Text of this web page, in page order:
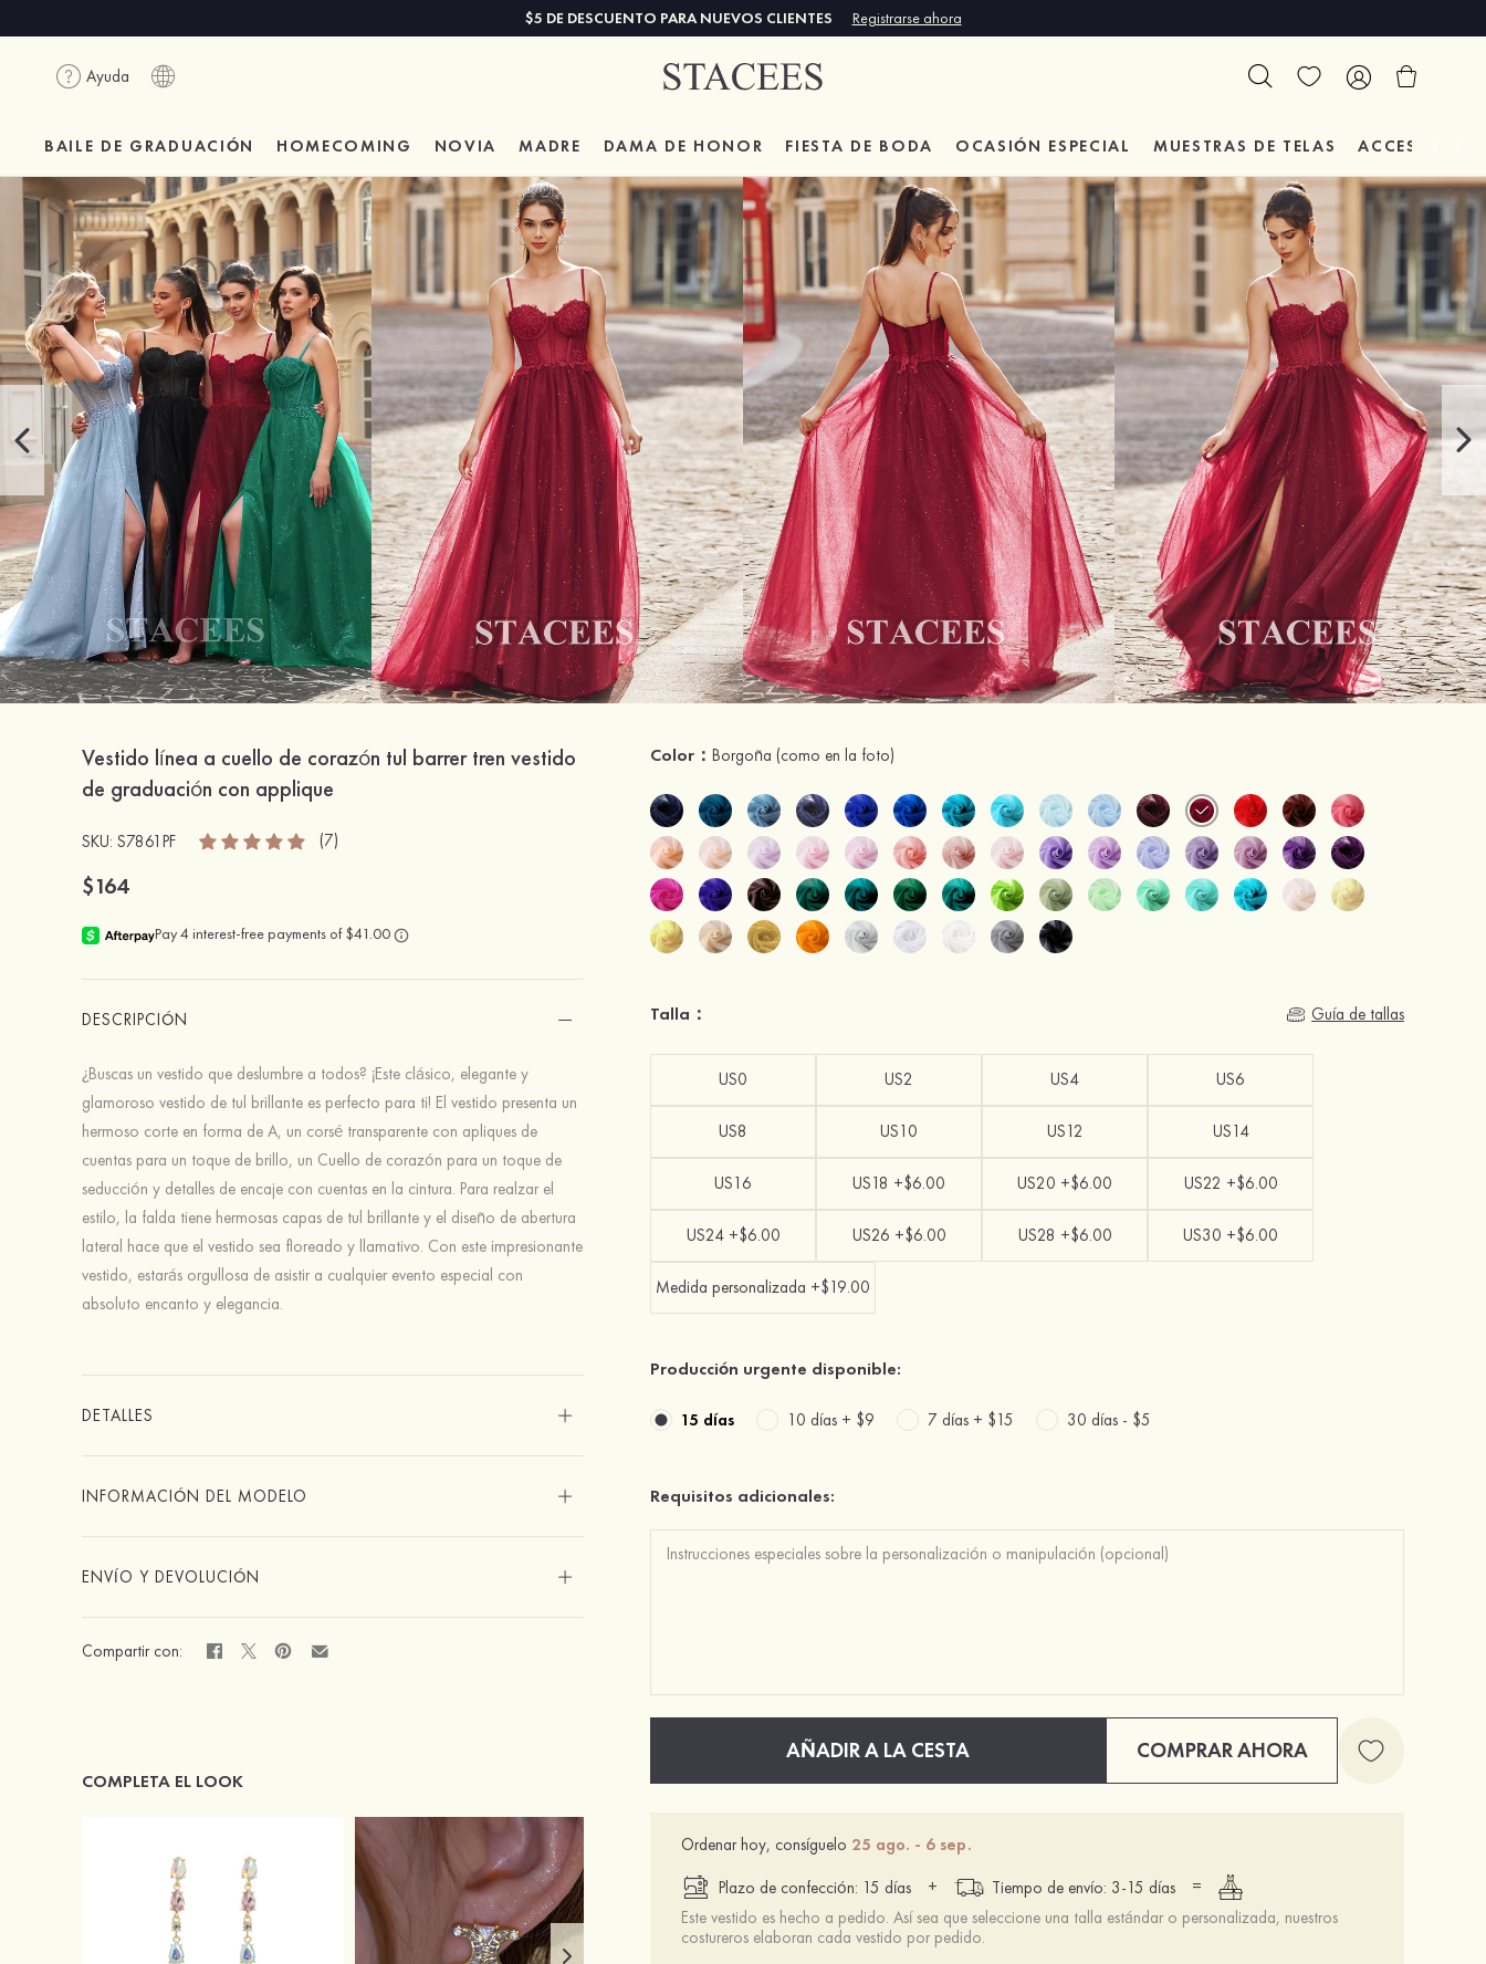
$5 DE DESCUENTO PARA NUEVOS CLIENTES Registrarse ahora
Ayuda
BAILE DE GRADUACIÓN HOMECOMING NOVIA MADRE DAMA DE HONOR FIESTA DE BODA OCASIÓN ESPECIAL MUESTRAS DE TELAS ACCESORIOS
Vestido línea a cuello de corazón tul barrer tren vestido
de graduación con applique
SKU: S7861PF (7)
$164
DESCRIPCIÓN
¿Buscas un vestido que deslumbre a todos? ¡Este clásico, elegante y
glamoroso vestido de tul brillante es perfecto para ti! El vestido presenta un
hermoso corte en forma de A, un corsé transparente con apliques de
cuentas para un toque de brillo, un Cuello de corazón para un toque de
seducción y detalles de encaje con cuentas en la cintura. Para realzar el
estilo, la falda tiene hermosas capas de tul brillante y el diseño de abertura
lateral hace que el vestido sea floreado y llamativo. Con este impresionante
vestido, estarás orgullosa de asistir a cualquier evento especial con
absoluto encanto y elegancia.
DETALLES
INFORMACIÓN DEL MODELO
ENVÍO Y DEVOLUCIÓN
Compartir con:
COMPLETA EL LOOK
Color：Borgoña (como en la foto)
Talla： Guía de tallas
US0 US2 US4 US6
US8 US10 US12 US14
US16 US18 +$6.00 US20 +$6.00 US22 +$6.00
US24 +$6.00 US26 +$6.00 US28 +$6.00 US30 +$6.00
Medida personalizada +$19.00
Producción urgente disponible:
15 días 10 días + $9 7 días + $15 30 días - $5
Requisitos adicionales:
AÑADIR A LA CESTA COMPRAR AHORA
Ordenar hoy, consíguelo 25 ago. - 6 sep.
Plazo de confección: 15 días
+ Tiempo de envío: 3-15 días
=
Este vestido es hecho a pedido. Así sea que seleccione una talla estándar o personalizada, nuestros
costureros elaboran cada vestido por pedido.